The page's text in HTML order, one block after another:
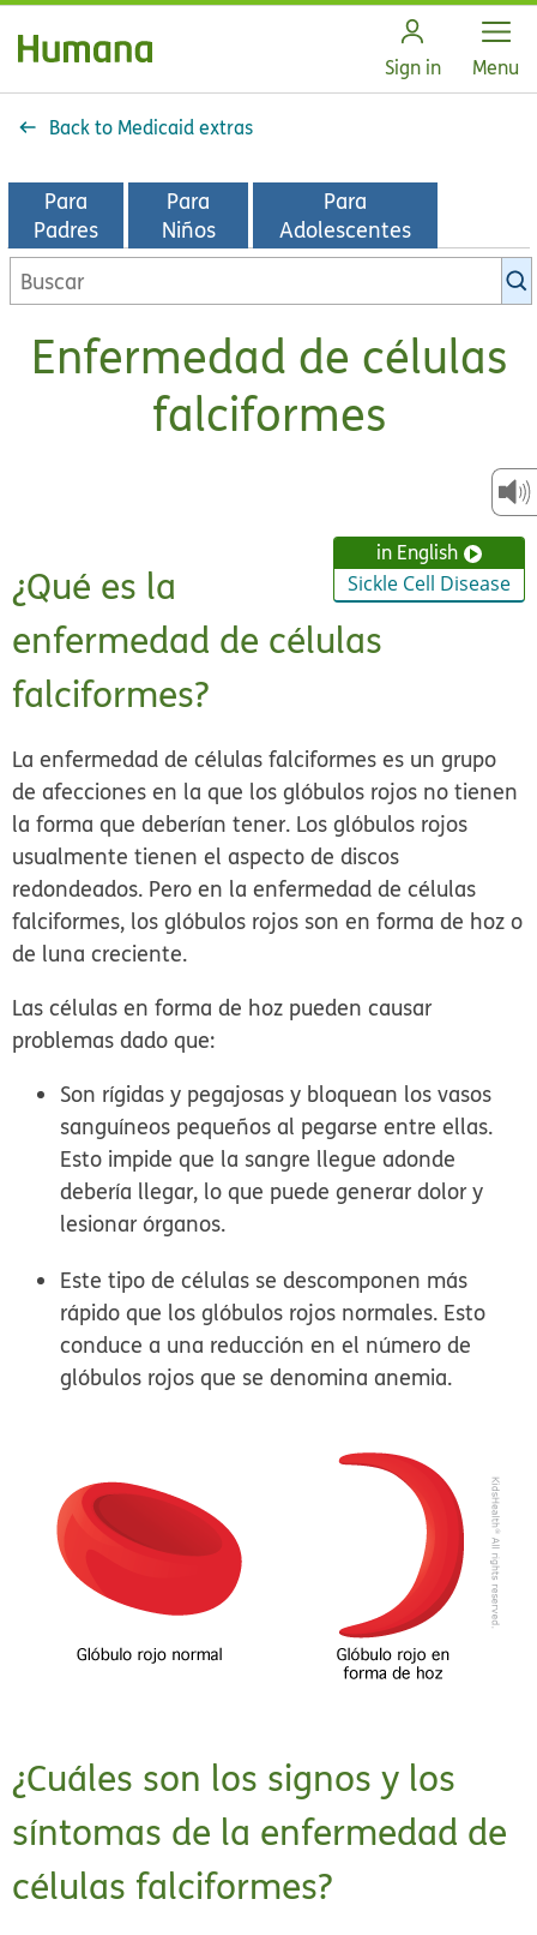
Sign in Open
Menu
Back to Medicaid extras
Para
Padres
Para
Niños
Para
Adolescentes
Buscar
en
biblioteca
Enfermedad de células
falciformes
in English
Sickle Cell Disease
¿Qué es la
enfermedad de células
falciformes?
La enfermedad de células falciformes es un grupo
de afecciones en la que los glóbulos rojos no tienen
la forma que deberían tener. Los glóbulos rojos
usualmente tienen el aspecto de discos
redondeados. Pero en la enfermedad de células
falciformes, los glóbulos rojos son en forma de hoz o
de luna creciente.
Las células en forma de hoz pueden causar
problemas dado que:
Son rígidas y pegajosas y bloquean los vasos
sanguíneos pequeños al pegarse entre ellas.
Esto impide que la sangre llegue adonde
debería llegar, lo que puede generar dolor y
lesionar órganos.
Este tipo de células se descomponen más
rápido que los glóbulos rojos normales. Esto
conduce a una reducción en el número de
glóbulos rojos que se denomina anemia.
¿Cuáles son los signos y los
síntomas de la enfermedad de
células falciformes?